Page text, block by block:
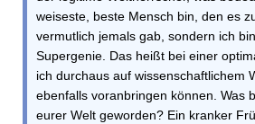
weiseste, beste Mensch bin, den es
vermutlich jemals gab, sondern ich
Supergenie. Das heißt bei einer
ich durchaus auf wissenschaftlichem
ebenfalls voranbringen können. Was
eurer Welt geworden? Ein kranker